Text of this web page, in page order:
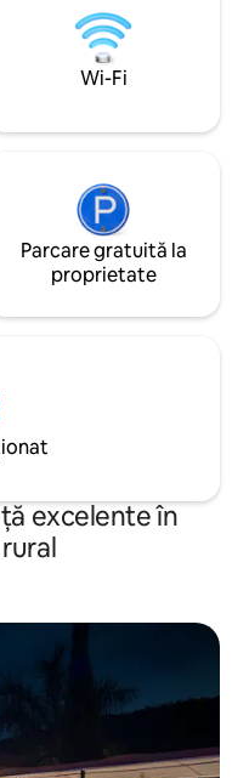
făcut în
este alegerea
ta în Udaipur
Wi-Fi
Parcare gratuită la
proprietate
excelente în